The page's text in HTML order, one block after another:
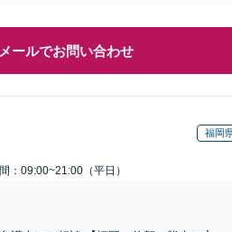
メールでお問い合わせ
福岡
：09:00~21:00（平日）